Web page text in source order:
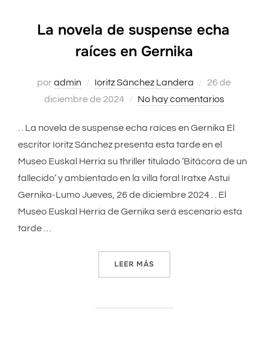
La novela de suspense echa
raíces en Gernika
poradmin Ioritz Sánchez Landera
Publicado
el
26 de
diciembre de 2024
No hay comentarios
. . La novela de suspense echa raíces en Gernika El
escritor Ioritz Sánchez presenta esta tarde en el
Museo Euskal Herria su thriller titulado ‘Bitácora de un
fallecido’ y ambientado en la villa foral Iratxe Astui
Gernika-Lumo Jueves, 26 de diciembre 2024 . . El
Museo Euskal Herria de Gernika será escenario esta
tarde …
LEER MÁS